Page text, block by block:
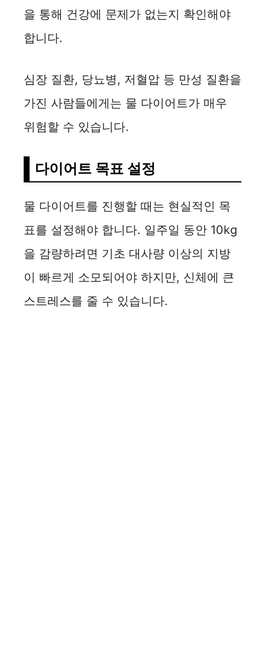
을 통해 건강에 문제가 없는지 확인해야
합니다.
심장 질환, 당뇨병, 저혈압 등 만성 질환을
가진 사람들에게는 물 다이어트가 매우
위험할 수 있습니다.
다이어트 목표 설정
물 다이어트를 진행할 때는 현실적인 목
표를 설정해야 합니다. 일주일 동안 10kg
을 감량하려면 기초 대사량 이상의 지방
이 빠르게 소모되어야 하지만, 신체에 큰
스트레스를 줄 수 있습니다.